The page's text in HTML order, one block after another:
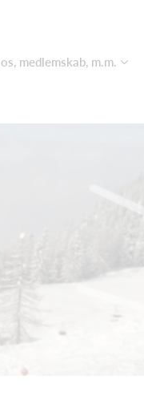
medlemskab, m.m.